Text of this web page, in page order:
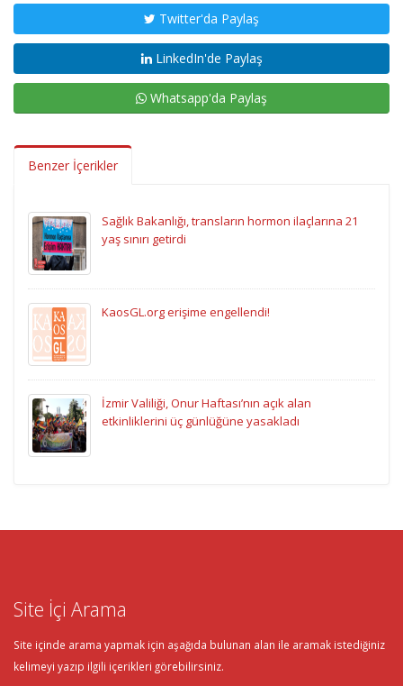
Twitter'da Paylaş
LinkedIn'de Paylaş
Whatsapp'da Paylaş
Benzer İçerikler
Sağlık Bakanlığı, transların hormon ilaçlarına 21
yaş sınırı getirdi
KaosGL.org erişime engellendi!
İzmir Valiliği, Onur Haftası’nın açık alan
etkinliklerini üç günlüğüne yasakladı
Site İçi Arama
Site içinde arama yapmak için aşağıda bulunan alan ile aramak istediğiniz
kelimeyi yazıp ilgili içerikleri görebilirsiniz.